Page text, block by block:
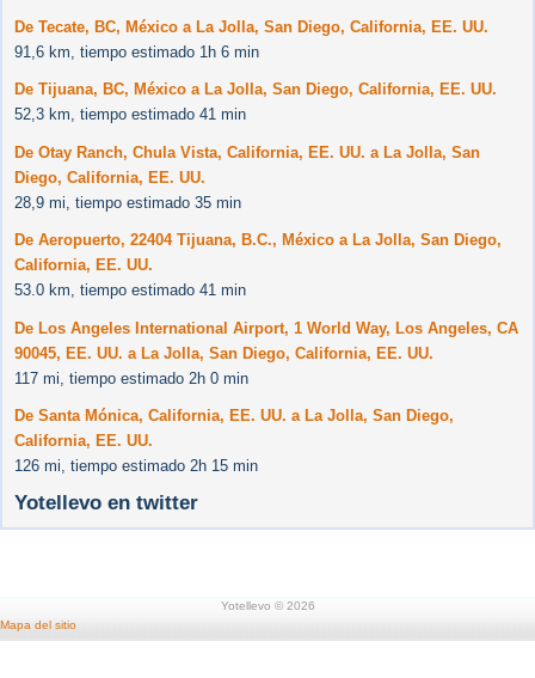
De Tecate, BC, México a La Jolla, San Diego, California, EE. UU.
91,6 km, tiempo estimado 1h 6 min
De Tijuana, BC, México a La Jolla, San Diego, California, EE. UU.
52,3 km, tiempo estimado 41 min
De Otay Ranch, Chula Vista, California, EE. UU. a La Jolla, San
Diego, California, EE. UU.
28,9 mi, tiempo estimado 35 min
De Aeropuerto, 22404 Tijuana, B.C., México a La Jolla, San Diego,
California, EE. UU.
53.0 km, tiempo estimado 41 min
De Los Angeles International Airport, 1 World Way, Los Angeles, CA
90045, EE. UU. a La Jolla, San Diego, California, EE. UU.
117 mi, tiempo estimado 2h 0 min
De Santa Mónica, California, EE. UU. a La Jolla, San Diego,
California, EE. UU.
126 mi, tiempo estimado 2h 15 min
Yotellevo en twitter
Yotellevo © 2026
Mapa del sitio